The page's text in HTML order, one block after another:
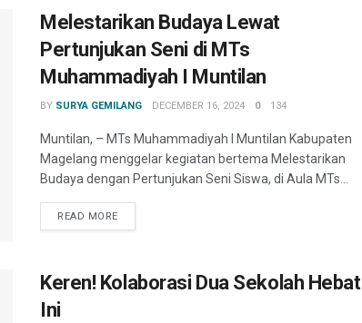
Melestarikan Budaya Lewat
Pertunjukan Seni di MTs
Muhammadiyah I Muntilan
BY SURYA GEMILANG DECEMBER 16, 2024 0 134
Muntilan, – MTs Muhammadiyah I Muntilan Kabupaten
Magelang menggelar kegiatan bertema Melestarikan
Budaya dengan Pertunjukan Seni Siswa, di Aula MTs...
READ MORE
Keren! Kolaborasi Dua Sekolah Hebat
Ini